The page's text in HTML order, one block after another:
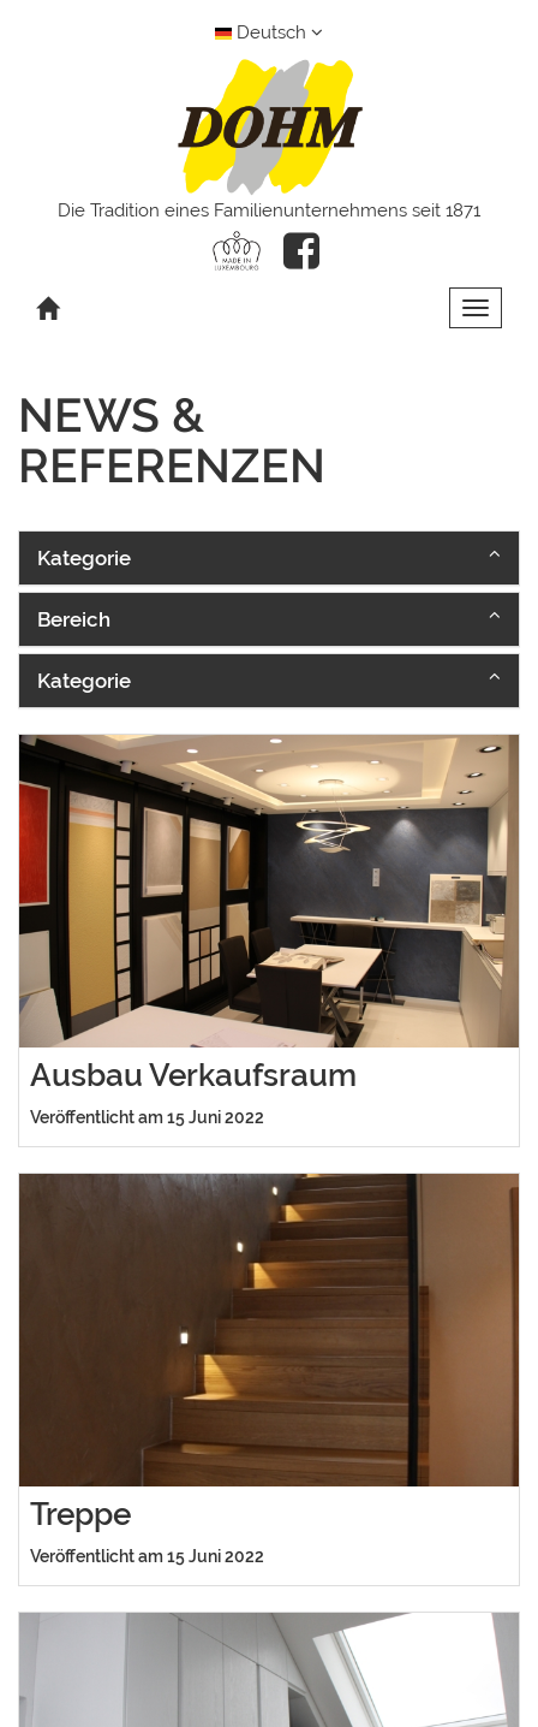
Deutsch
Die Tradition eines Familienunternehmens seit 1871
Toggle
NEWS &
REFERENZEN
Kategorie
Bereich
Kategorie
Ausbau Verkaufsraum
Veröffentlicht am 15 Juni 2022
Treppe
Veröffentlicht am 15 Juni 2022